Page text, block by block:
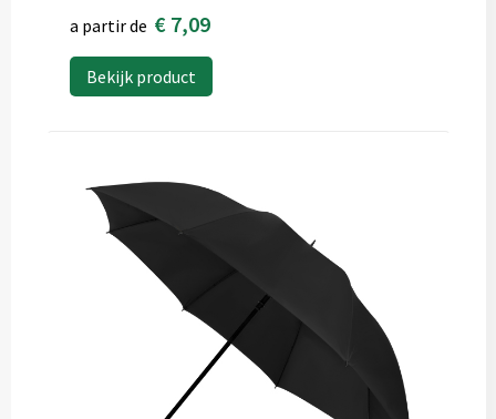
a partir de € 7,09
Bekijk product